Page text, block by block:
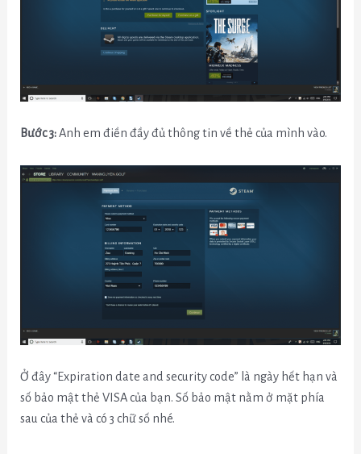
Bước 3:Anh em điền đầy đủ thông tin về thẻ của mình vào.
Ở đây “Expiration date and security code” là ngày hết hạn và
số bảo mật thẻ VISA của bạn. Số bảo mật nằm ở mặt phía
sau của thẻ và có 3 chữ số nhé.